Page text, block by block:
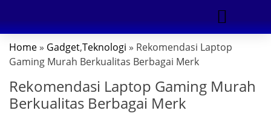
Home » Gadget,Teknologi » Rekomendasi Laptop
Gaming Murah Berkualitas Berbagai Merk
Rekomendasi Laptop Gaming Murah
Berkualitas Berbagai Merk